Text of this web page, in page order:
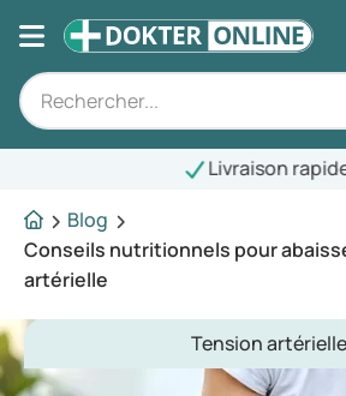
Blog
Conseils nutritionnels pour
artérielle
Tension artérielle